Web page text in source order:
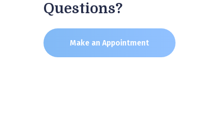
Questions?
Make an Appointment